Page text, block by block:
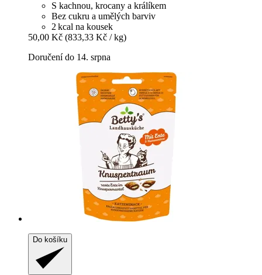
S kachnou, krocany a králíkem
Bez cukru a umělých barviv
2 kcal na kousek
50,00 Kč (833,33 Kč / kg)
Doručení do 14. srpna
Do košíku